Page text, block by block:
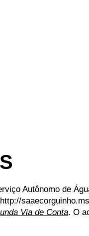
Autônomo de
Via de Conta. O